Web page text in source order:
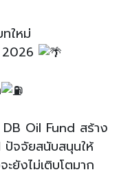
ใหม่
Oil Fund สร้าง
ปัจจัยสนับสนุนให้
ยังไม่เติบโตมาก